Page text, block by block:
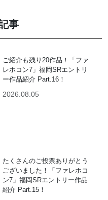
事
ご紹介も残り20作品！「ファ
レホコン7」福岡SRエントリ
ー作品紹介 Part.16！
2026.08.05
たくさんのご投票ありがとう
ございました！「ファレホコ
ン7」福岡SRエントリー作品
紹介 Part.15！